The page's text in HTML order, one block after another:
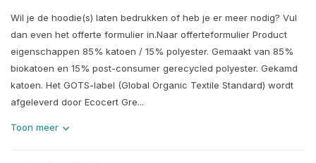
Wil je de hoodie(s) laten bedrukken of heb je er meer nodig? Vul
dan even het offerte formulier in.Naar offerteformulier Product
eigenschappen 85% katoen / 15% polyester. Gemaakt van 85%
biokatoen en 15% post-consumer gerecycled polyester. Gekamd
katoen. Het GOTS-label (Global Organic Textile Standard) wordt
afgeleverd door Ecocert Gre...
Toon meer